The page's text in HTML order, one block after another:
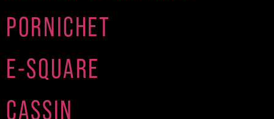
PORNICHET
E-SQUARE
CASSIN